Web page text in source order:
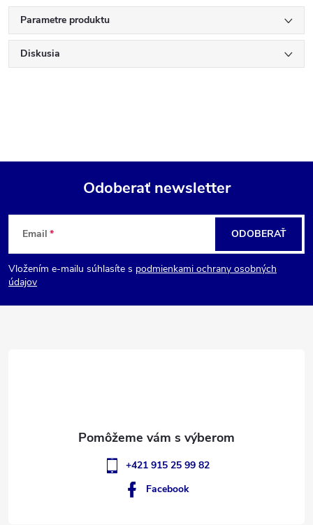
Parametre produktu
Diskusia
Z
á
p
Odoberať newsletter
Email
Vložením e-mailu súhlasíte s podmienkami ochrany osobných
údajov
ODOBERAŤ
+421 915 25 99 82
Facebook